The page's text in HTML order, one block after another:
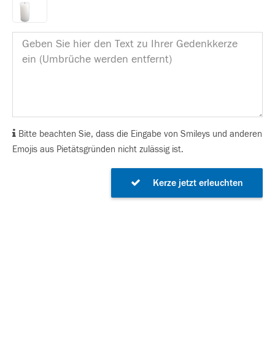
Bitte beachten Sie, dass die Eingabe von Smileys und anderen
Emojis aus Pietätsgründen nicht zulässig ist.
Kerze jetzt erleuchten